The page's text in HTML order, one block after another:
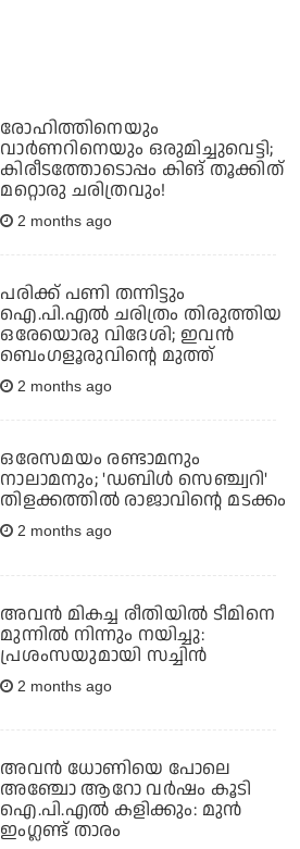
രോഹിത്തിനെയും
വാര്‍ണറിനെയും ഒരുമിച്ചുവെട്ടി;
കിരീടത്തോടൊപ്പം കിങ് തൂക്കിത്
മറ്റൊരു ചരിത്രവും!
2 months ago
പരിക്ക് പണി തന്നിട്ടും
ഐ.പി.എല്‍ ചരിത്രം തിരുത്തിയ
ഒരേയൊരു വിദേശി; ഇവന്‍
ബെംഗളൂരുവിന്റെ മുത്ത്
2 months ago
ഒരേസമയം രണ്ടാമനും
നാലാമനും; 'ഡബിള്‍ സെഞ്ച്വറി'
തിളക്കത്തില്‍ രാജാവിന്റെ മടക്കം
2 months ago
അവൻ മികച്ച രീതിയിൽ ടീമിനെ
മുന്നിൽ നിന്നും നയിച്ചു:
പ്രശംസയുമായി സച്ചിൻ
2 months ago
അവന്‍ ധോണിയെ പോലെ
അഞ്ചോ ആറോ വര്‍ഷം കൂടി
ഐ.പി.എല്‍ കളിക്കും: മുന്‍
ഇംഗ്ലണ്ട് താരം